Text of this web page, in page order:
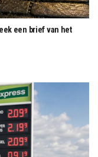
een brief van het